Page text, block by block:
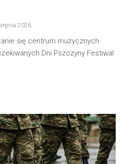
2026
się centrum muzycznych
Dni Pszczyny Festiwal